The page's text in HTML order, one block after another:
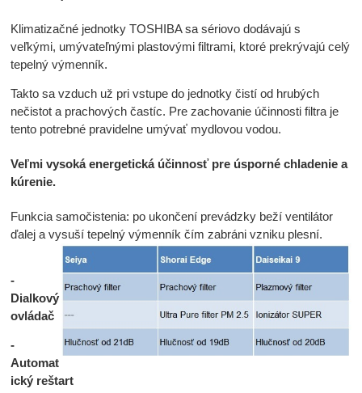
Klimatizačné jednotky TOSHIBA sa sériovo dodávajú s
veľkými, umývateľnými plastovými filtrami, ktoré prekrývajú celý
tepelný výmenník.
Takto sa vzduch už pri vstupe do jednotky čistí od hrubých
nečistot a prachových častíc. Pre zachovanie účinnosti filtra je
tento potrebné pravidelne umývať mydlovou vodou.
Veľmi vysoká energetická účinnosť pre úsporné chladenie a
kúrenie.
Funkcia samočistenia: po ukončení prevádzky beží ventilátor
ďalej a vysuší tepelný výmenník čím zabráni vzniku plesní.
-
Dialkový
ovládač
-
Automat
ický reštart